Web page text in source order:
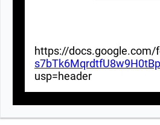
https://docs.google.com/
usp=header